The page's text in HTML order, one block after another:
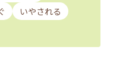
いやされる